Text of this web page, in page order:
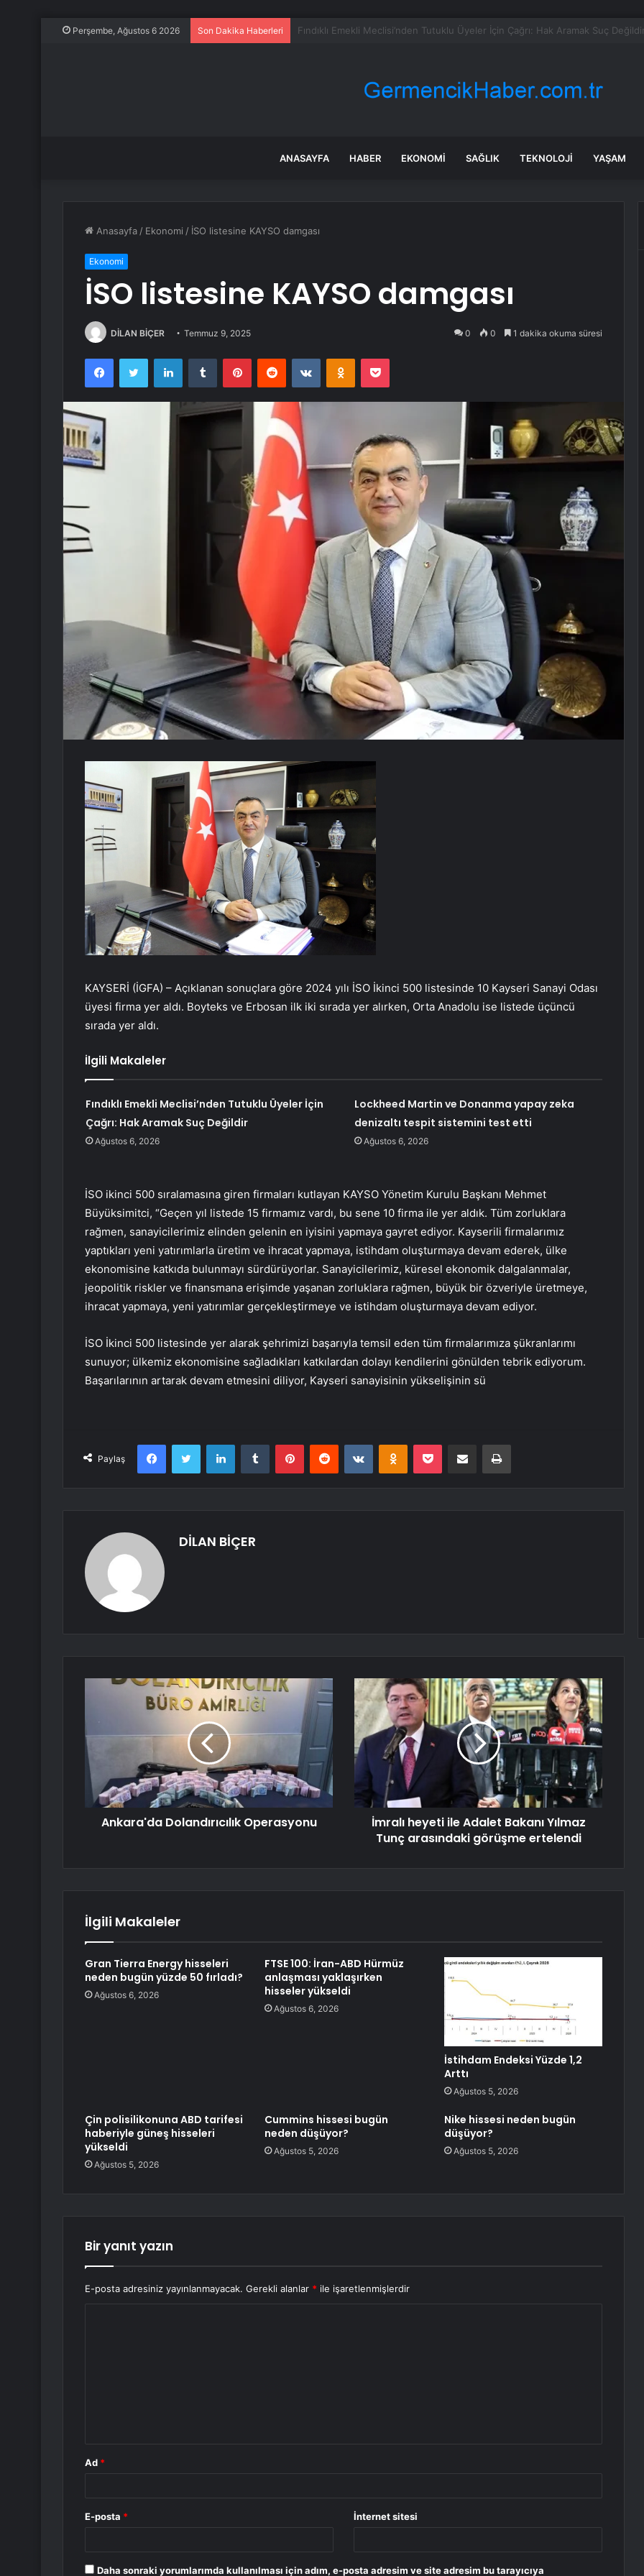
Perşembe, Ağustos 6 2026 Son Dakika Haberleri Lockheed Martin ve Donanma yapay zeka denizaltı tespit sistemini test etti
ANASAYFA HABER EKONOMI SAĞLIK TEKNOLOJI YAŞAM
Anasayfa / Ekonomi / İSO listesine KAYSO damgası
Ekonomi
İSO listesine KAYSO damgası
DİLAN BİÇER Temmuz 9, 2025 0 0 1 dakika okuma süresi
FacebookTwitter LinkedInTumblr PinterestReddit VKontakteOdnoklassniki
Pocket
KAYSERİ (İGFA) – Açıklanan sonuçlara göre 2024 yılı İSO İkinci 500 listesinde 10 Kayseri Sanayi Odası
üyesi firma yer aldı. Boyteks ve Erbosan ilk iki sırada yer alırken, Orta Anadolu ise listede üçüncü
sırada yer aldı.
İlgili Makaleler
Fındıklı Emekli Meclisi’nden Tutuklu Üyeler İçin
Çağrı: Hak Aramak Suç Değildir
Ağustos 6, 2026
Lockheed Martin ve Donanma yapay zeka
denizaltı tespit sistemini test etti
Ağustos 6, 2026
İSO ikinci 500 sıralamasına giren firmaları kutlayan KAYSO Yönetim Kurulu Başkanı Mehmet
Büyüksimitci, “Geçen yıl listede 15 firmamız vardı, bu sene 10 firma ile yer aldık. Tüm zorluklara
rağmen, sanayicilerimiz elinden gelenin en iyisini yapmaya gayret ediyor. Kayserili firmalarımız
yaptıkları yeni yatırımlarla üretim ve ihracat yapmaya, istihdam oluşturmaya devam ederek, ülke
ekonomisine katkıda bulunmayı sürdürüyorlar. Sanayicilerimiz, küresel ekonomik dalgalanmalar,
jeopolitik riskler ve finansmana erişimde yaşanan zorluklara rağmen, büyük bir özveriyle üretmeye,
ihracat yapmaya, yeni yatırımlar gerçekleştirmeye ve istihdam oluşturmaya devam ediyor.
İSO İkinci 500 listesinde yer alarak şehrimizi başarıyla temsil eden tüm firmalarımıza şükranlarımı
sunuyor; ülkemiz ekonomisine sağladıkları katkılardan dolayı kendilerini gönülden tebrik ediyorum.
Başarılarının artarak devam etmesini diliyor, Kayseri sanayisinin yükselişinin sü
Paylaş
FacebookTwitter LinkedInTumblr PinterestReddit VKontakteOdnoklassniki
Pocket E-Posta ile paylaş Yazdır
DİLAN BİÇER
Ankara'da Dolandırıcılık Operasyonu
İmralı heyeti ile Adalet Bakanı Yılmaz
Tunç arasındaki görüşme ertelendi
İlgili Makaleler
Gran Tierra Energy hisseleri
neden bugün yüzde 50 fırladı?
Ağustos 6, 2026
FTSE 100: İran-ABD Hürmüz
anlaşması yaklaşırken
hisseler yükseldi
Ağustos 6, 2026
İstihdam Endeksi Yüzde 1,2
Arttı
Ağustos 5, 2026
Çin polisilikonuna ABD tarifesi
haberiyle güneş hisseleri
yükseldi
Ağustos 5, 2026
Cummins hissesi bugün
neden düşüyor?
Ağustos 5, 2026
Nike hissesi neden bugün
düşüyor?
Ağustos 5, 2026
Bir yanıt yazın
E-posta adresiniz yayınlanmayacak. Gerekli alanlar * ile işaretlenmişlerdir
Ad *
E-posta * İnternet sitesi
Daha sonraki yorumlarımda kullanılması için adım, e-posta adresim ve site adresim bu tarayıcıya